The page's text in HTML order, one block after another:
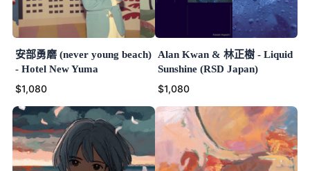
安部勇磨 (never young beach)
- Hotel New Yuma
$1,080
Alan Kwan & 林正樹 - Liquid
Sunshine (RSD Japan)
$1,080